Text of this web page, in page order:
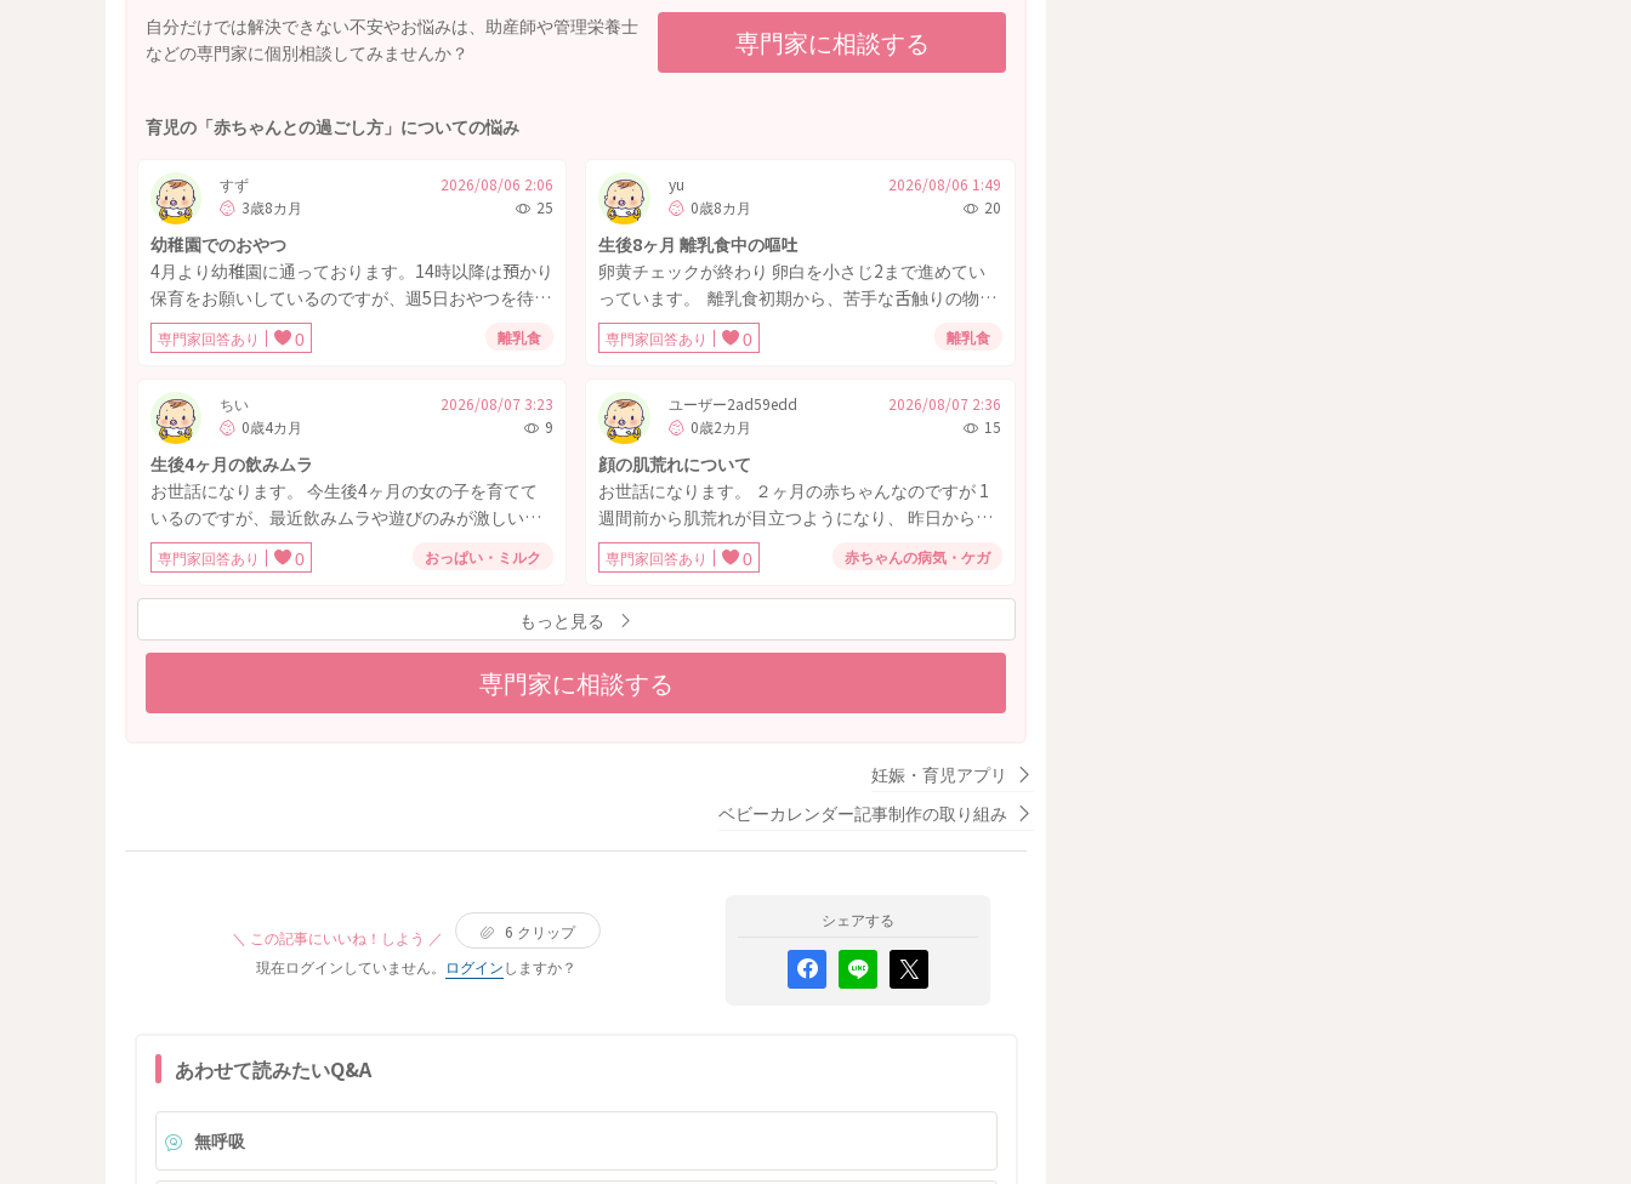
自分だけでは解決できない不安やお悩みは、助産師や管理栄養士
などの専門家に個別相談してみませんか？
専門家に相談する
育児の「赤ちゃんとの過ごし方」についての悩み
すず
3歳8カ月
2026/08/06 2:06
25
幼稚園でのおやつ
4月より幼稚園に通っております。14時以降は預かり
保育をお願いしているのですが、週5日おやつを待た
せます。チルドやのどにつまりやすいものはNGで、
乾き物が望ましいとのことで、見本には【◯ルビー
ありました。他の子のおやつを確認できないのです
が、息子に聞くと、チョコ菓子のアポ◯やグミもあ
るようです。すぐに水を飲んだり歯磨きするわけで
はないのでチョコ菓子は避けていますが、手作り以
上にバリエーションがなく困っています。週5なので
市販品でどのようなものがよいか、または手作りク
ッキーなどは良いと思いますがあまり時間がなく市
専門家回答あり 0 離乳食
yu
0歳8カ月
2026/08/06 1:49
20
生後8ヶ月 離乳食中の嘔吐
卵黄チェックが終わり 卵白を小さじ2まで進めてい
っています。 離乳食初期から、苦手な舌触りの物を
飲み込むと 食べたものを嘔吐してしまう癖がありま
す。 昨日、卵白小さじ2をおかゆと一緒に食べた後
いままずっともぐもぐしていたところ そのまま食べ
たものも一緒に嘔吐してしまいました。 そして今日
も卵白とおかゆ、副菜を食べた後 バナナを手づかみ
食べをした時 かなり大きめのものが口に入り 飲み込
んだ勢いか、また嘔吐しました。 湿疹とか他の症状
はまったく出ていませんが これはアレルギー反応な
のか それとも、鮭やバナナを飲み込んだ時にそのま
後、再度残ったおかゆ、おやつを食べ ミルクを飲み
ました。 明日は副菜は用意せず おかゆと卵白のみで
食べさせても良いでしょうか？
専門家回答あり 0 離乳食
ちい
0歳4カ月
2026/08/07 3:23
9
生後4ヶ月の飲みムラ
お世話になります。 今生後4ヶ月の女の子を育てて
いるのですが、最近飲みムラや遊びのみが激しいで
す。 おっぱいを咥えさせててもすぐ離す→再度咥え
させると少し飲んでまた離す、の繰り返しです。ち
ゃんと飲む時もあるのですが、上記の状態のときは
もういらないのかな？と授乳を終わらせています。
また、ミルクを飲ませる時も飲みムラがひどく、4ヶ
月になる直前ぐらいは160〜180mlを一回で飲んでい
たのですが、最近は100〜150mlくらいしか飲まなく
専門家回答あり 0 おっぱい・ミルク
ユーザー2ad59edd
0歳2カ月
2026/08/07 2:36
15
顔の肌荒れについて
お世話になります。 ２ヶ月の赤ちゃんなのですが 1
週間前から肌荒れが目立つようになり、 昨日から処
方されたステロイドも使っております。 肌荒れは瞼
と口周りに酷く出ています。 元々1日2回はしていた
のですが、保湿の回数が足りない可能性があると言
われて授乳やおむつ替えのタイミングで セラミドロ
ーション+ワセリンを塗っています。 ですが1時間も
すると口の周りが皮むけて乾燥しているような状態
です。 瞼は赤みはありますがこのようなことはあり
専門家回答あり 0 赤ちゃんの病気・ケガ
もっと見る
専門家に相談する
妊娠・育児アプリ
ベビーカレンダー記事制作の取り組み
＼ この記事にいいね！しよう ／ 6 クリップ
現在ログインしていません。
ログインしますか？
シェアする
あわせて読みたいQ&A
無呼吸